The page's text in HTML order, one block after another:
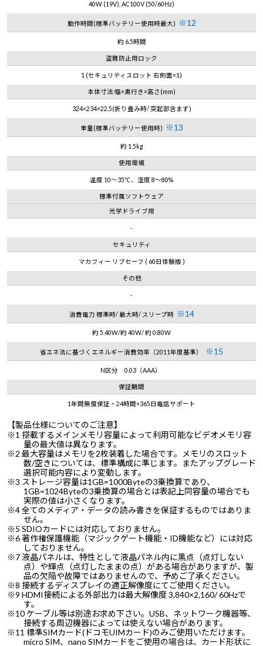
40W (19V), AC100V (50/60Hz)
動作時間(標準バッテリー使用時最大) ※12
約 6.5時間
盗難防止用ロック
1 (セキュリティスロット 右側面×1)
本体寸法 幅×奥行き×高さ(mm)
324×234×22.5(折り畳み時/ 突起部含まず)
重量(標準バッテリー使用時) ※13
約 1.5kg
使用環境
温度 10～35℃、湿度 8～80%
標準付属ソフトウェア
光学ドライブ用
-
セキュリティ
マカフィー リブセーフ ( 60日体験版 )
その他
-
消費電力 標準時/ 最大時/ スリープ時 ※14
約 5.40W/約 40W/ 約 0.80W
省エネ法に基づくエネルギー消費効率（2011年度基準） ※15
N区分 0.03（AAA）
保証期間
1年間無償保証・24時間×365日電話サポート
【製品仕様についてのご注意】
※1 搭載するメインメモリ容量によって利用可能なビデオメモリ容
量の最大値は異なります。
※2 最大容量はメモリを2枚装着した場合です。メモリのスロット
数/空きについては、標準構成に準じます。またアップグレード
選択可能内容により変動します。
※3 ストレージ容量は1GB=1000Byteの3乗換算であり、
1GB=1024Byteの3乗換算の場合とは表記上同容量の場合でも
実際の値は小さくなります。
※4 全てのメディア・データの読み書きを保証するものではありま
せん。
※5 SDIOカードには対応しておりません。
※6 著作権保護機能（マジックゲート機能・ID機能など）には対応
しておりません。
※7 液晶パネルは、特性として液晶パネル内に黒点（点灯しない
点）や輝点（点灯したままの点）がある場合がありますが、製
品の欠陥や故障ではありませんので、予めご了承ください。
※8 接続するディスプレイの適正解像度にてご使用ください。
※9 HDMI接続による外部出力は最大解像度 3,840×2,160/ 60Hzで
す。
※10 ケーブル等は別途お求め下さい。USB、ネットワーク機器等、
接続する周辺機器によっては使えない場合があります。
※11 標準SIMカード(ドコモUIMカード)のみご使用いただけます。
micro SIM、nano SIMカードをご使用の場合は、カード形状に